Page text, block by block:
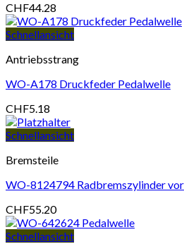
CHF44.28
Schnellansicht
Antriebsstrang
WO-A178 Druckfeder Pedalwelle
CHF5.18
Schnellansicht
Bremsteile
WO-8124794 Radbremszylinder
CHF55.20
Schnellansicht